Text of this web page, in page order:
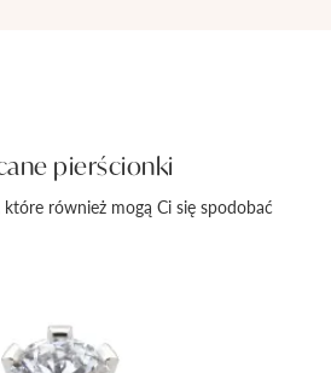
pierścionki
również mogą Ci się spodobać